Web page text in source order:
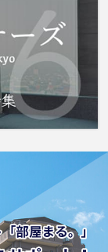
不動産情報をお求め
ニティまでご連絡く
上線八広を中心に多
扱っております。